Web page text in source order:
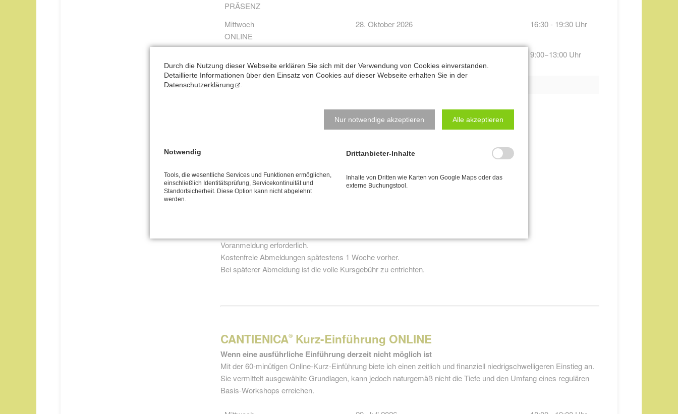
Sollte keiner der Termine passen:
PRÄSENZ
Mittwoch
ONLINE
28. Oktober 2026 16:30 - 19:30 Uhr
PRÄSENZ
9:00−13:00 Uhr
Online-Workshop: 99 €
Voranmeldung erforderlich.
Kostenfreie Abmeldungen spätestens 1 Woche vorher.
Bei späterer Abmeldung ist die volle Kursgebühr zu entrichten.
CANTIENICA® Kurz-Einführung ONLINE
Wenn eine ausführliche Einführung derzeit nicht möglich ist
Mit der 60-minütigen Online-Kurz-Einführung biete ich einen zeitlich und finanziell niedrigschwelligeren Einstieg an.
Sie vermittelt ausgewählte Grundlagen, kann jedoch naturgemäß nicht die Tiefe und den Umfang eines regulären
Basis-Workshops erreichen.
Durch die Nutzung dieser Webseite erklären Sie sich mit der Verwendung von Cookies einverstanden.
Detaillierte Informationen über den Einsatz von Cookies auf dieser Webseite erhalten Sie in der
Datenschutzerklärung
Nur notwendige akzeptieren Alle akzeptieren
Notwendig
Tools, die wesentliche Services und Funktionen ermöglichen,
einschließlich Identitätsprüfung, Servicekontinuität und
Standortsicherheit. Diese Option kann nicht abgelehnt
werden.
Drittanbieter-Inhalte
Inhalte von Dritten wie Karten von Google Maps oder das
externe Buchungstool.